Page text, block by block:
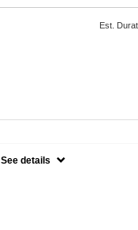
Est.
See details